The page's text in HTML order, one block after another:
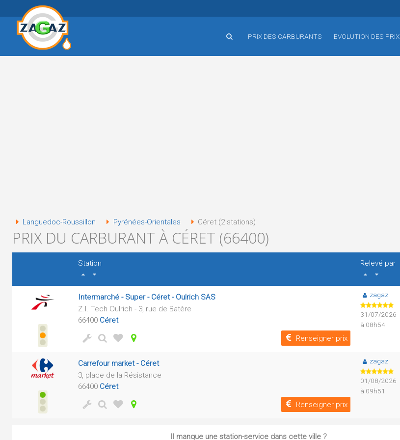
PRIX DES CARBURANTS EVOLUTION DES PRIX
Languedoc-Roussillon Pyrénées-Orientales Céret (2 stations)
PRIX DU CARBURANT À CÉRET (66400)
Station
Relevé par
Intermarché - Super - Céret - Oulrich SAS
Z.I. Tech Oulrich - 3, rue de Batère
66400 Céret
Renseigner prix
zagaz
31/07/2026
à 08h54
Carrefour market - Céret
3, place de la Résistance
66400 Céret
Renseigner prix
zagaz
01/08/2026
à 09h51
Il manque une station-service dans cette ville ?